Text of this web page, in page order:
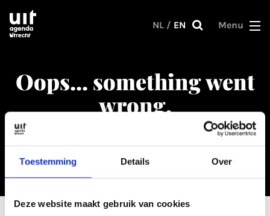
Toestemming Details Over
Deze website maakt gebruik van cookies
Skip to main content
NL / EN Menu
Oops... something went
wrong.
or to the
homepage.